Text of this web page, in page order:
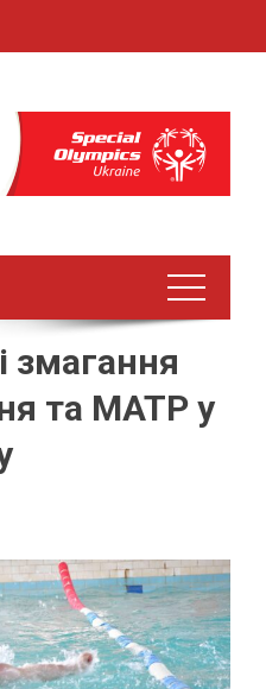
змагання
та MATP у